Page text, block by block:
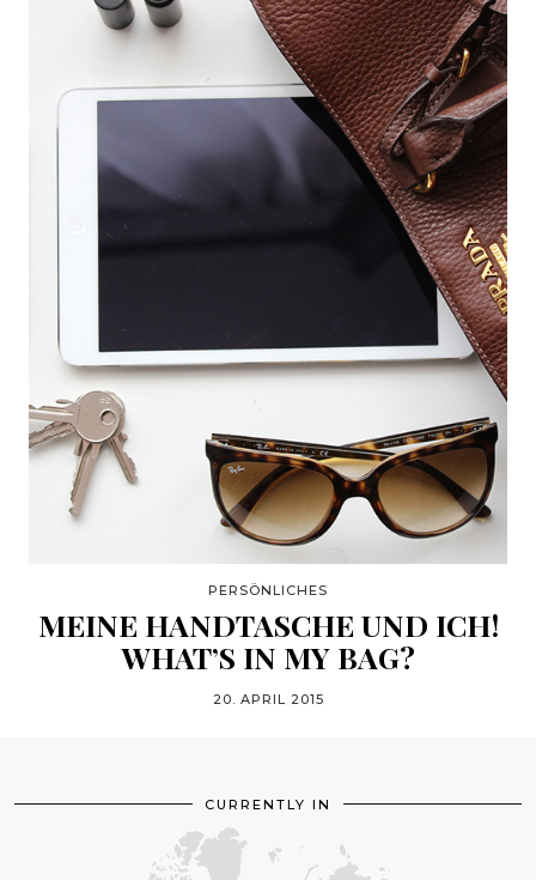
PERSÖNLICHES
MEINE HANDTASCHE UND ICH!
WHAT’S IN MY BAG?
20. APRIL 2015
CURRENTLY IN